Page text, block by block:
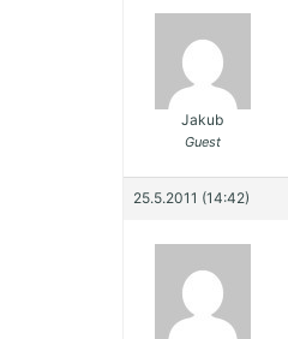
Jakub
Guest
25.5.2011 (14:42)